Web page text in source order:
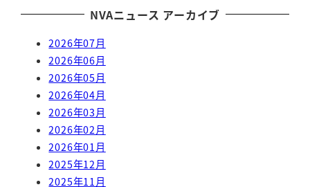
NVAニュース アーカイブ
2026年07月
2026年06月
2026年05月
2026年04月
2026年03月
2026年02月
2026年01月
2025年12月
2025年11月